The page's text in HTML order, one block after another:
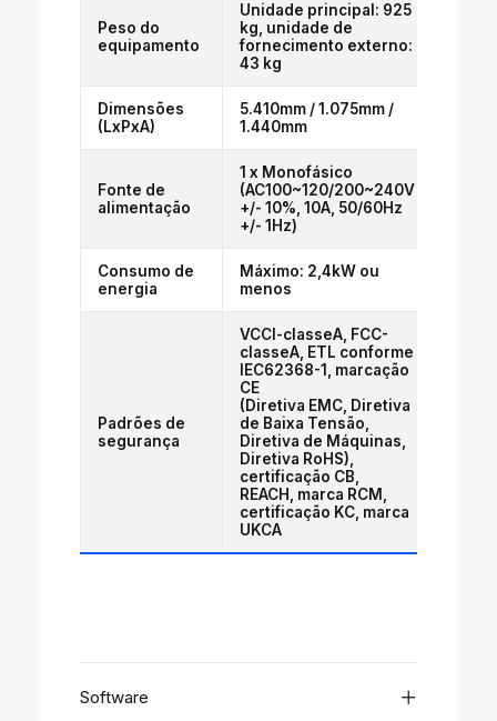
Peso do
equipamento
Unidade principal: 925
kg, unidade de
fornecimento externo:
43 kg
Dimensões
(LxPxA)
5.410mm / 1.075mm /
1.440mm
Fonte de
alimentação
1 x Monofásico
(AC100~120/200~240V
+/- 10%, 10A, 50/60Hz
+/- 1Hz)
Consumo de
energia
Máximo: 2,4kW ou
menos
Padrões de
segurança
VCCI-classeA, FCC-
classeA, ETL conforme
IEC62368-1, marcação
CE
(Diretiva EMC, Diretiva
de Baixa Tensão,
Diretiva de Máquinas,
Diretiva RoHS),
certificação CB,
REACH, marca RCM,
certificação KC, marca
UKCA
Software